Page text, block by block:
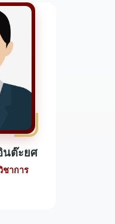
นต๊ะยศ
ชาการ